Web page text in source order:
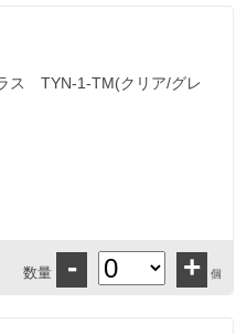
ス TYN-1-TM(クリア/グレ
数量 - + 個